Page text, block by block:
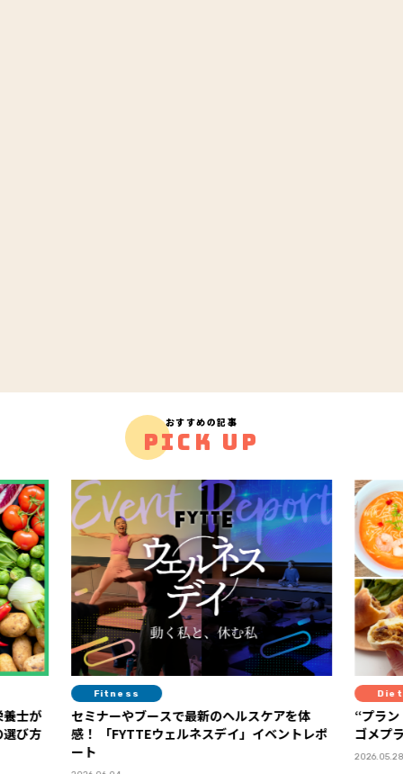
おすすめの記事
PICK UP
アを体
Diet
“プラントベースって実際どう？”を体験！ カ
ゴメプラントベース部レポート
2026.05.28
お
で
や